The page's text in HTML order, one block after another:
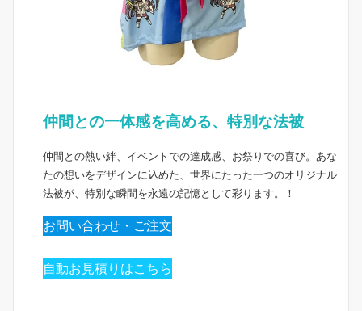
仲間との一体感を高める、特別な法被
仲間との熱い絆、イベントでの達成感、お祭りでの喜び。あな
たの想いをデザインに込めた、世界にたった一つのオリジナル
法被が、特別な瞬間を永遠の記憶として彩ります。！
お問い合わせ・ご注文
自動お見積りはこちら